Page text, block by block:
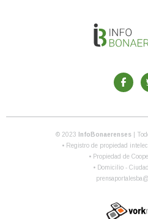
© 2023 InfoBonaerenses
|
• Registro de propiedad
• Propiedad de
• Domicilio -